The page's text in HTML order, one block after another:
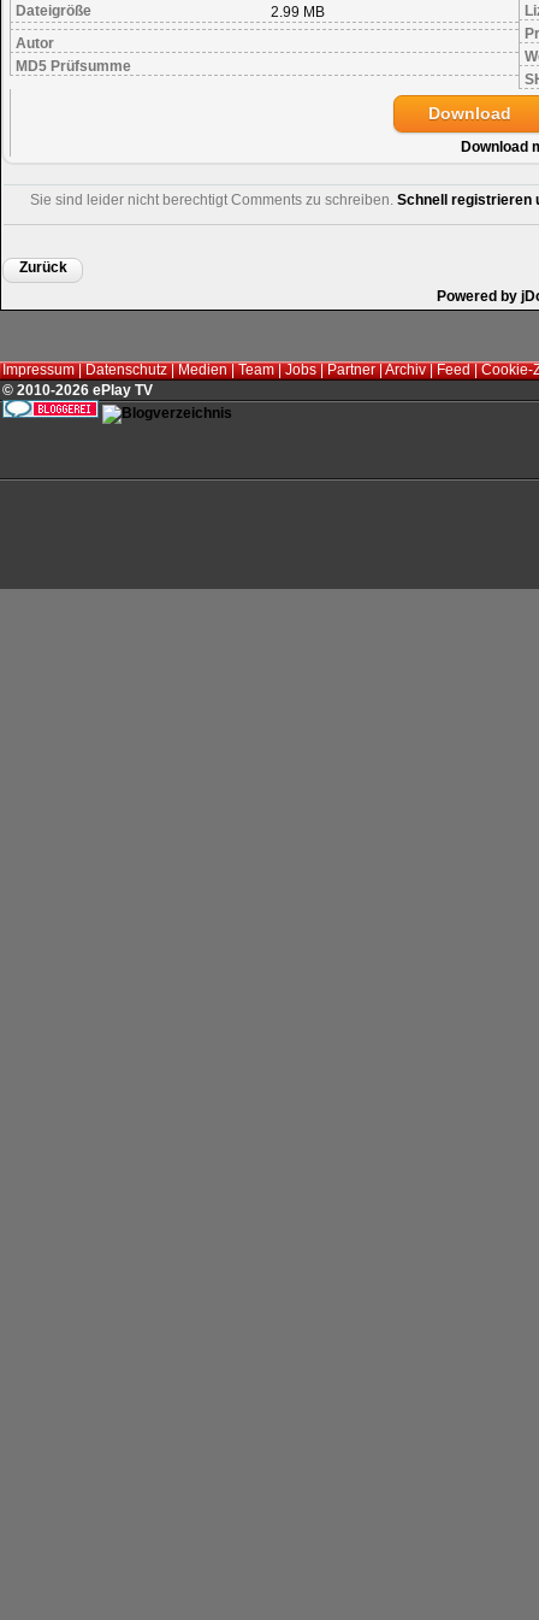
Dateigröße
2.99 MB
Autor
MD5 Prüfsumme
Download
Download
Sie sind leider nicht berechtigt Comments zu schreiben. Schnell registrieren
Zurück
Powered by
Impressum|Datenschutz|Medien|Team|Jobs|Partner|Archiv|Feed|Cookie-
© 2010-2026 ePlay TV